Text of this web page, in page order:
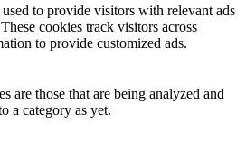
to provide visitors with relevant ads
cookies track visitors across
to provide customized ads.
are those that are being analyzed and
a category as yet.